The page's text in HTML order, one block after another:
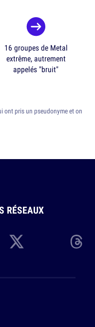
16 groupes de Metal
extrême, autrement
appelés "bruit"
ont pris un pseudonyme et on
RÉSEAUX